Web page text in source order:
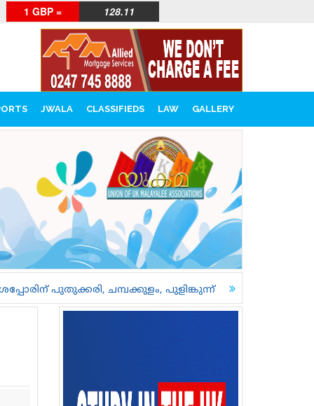
1 GBP = 128.11
JWALA CLASSIFIEDS LAW GALLERY
പുളിങ്കുന്ന് 18 വയസ്സുള്ളവർക്കും ട്രെയിൻ